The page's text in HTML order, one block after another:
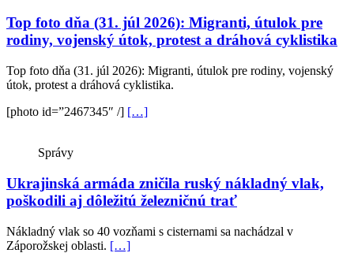
Top foto dňa (31. júl 2026): Migranti, útulok pre
rodiny, vojenský útok, protest a dráhová cyklistika
Top foto dňa (31. júl 2026): Migranti, útulok pre rodiny, vojenský
útok, protest a dráhová cyklistika.
[photo id=”2467345″ /] […]
Správy
Ukrajinská armáda zničila ruský nákladný vlak,
poškodili aj dôležitú železničnú trať
Nákladný vlak so 40 vozňami s cisternami sa nachádzal v
Záporožskej oblasti. […]